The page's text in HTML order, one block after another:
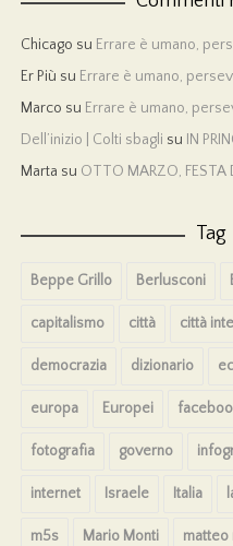
Chicago su Errare è umano,
Er Più su Errare è umano,
Marco su Errare è umano,
Dell’inizio | Colti sbagli su IN
Marta su OTTO MARZO, FESTA
Tag
Beppe Grillo Berlusconi
capitalismo città città
democrazia dizionario
europa Europei
fotografia governo
internet Israele Italia
m5s Mario Monti matteo